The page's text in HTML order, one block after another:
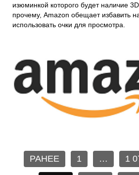
изюминкой которого будет наличие
прочему, Amazon обещает избавить
использовать очки для просмотра.
РАНЕЕ 1 … 1